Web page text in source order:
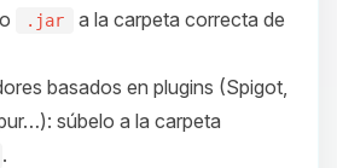
.jar
a la carpeta correcta de
basados en plugins (Spigot,
súbelo a la carpeta
.